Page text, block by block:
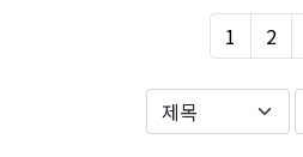
1 2